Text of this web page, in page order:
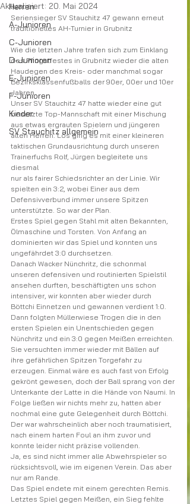
Herren
A-Junioren
C-Junioren
D-Junioren
E-Junioren
F-Junioren
Kinder
SV Stauchitz allgemein
Aktualisiert: 20. Mai 2024
Seriensieger SV Stauchitz 47 gewann erneut
traditionelles AH-Turnier in Grubnitz
Wie die letzten Jahre trafen sich zum Einklang
des Pfingstfestes in Grubnitz wieder die alten
Haudegen des Kreis- oder manchmal sogar
Bezirksklassenfußballs der 90er, 00er und 10er
Jahren.
Unser SV Stauchitz 47 hatte wieder eine gut
besetzte Top-Mannschaft mit einer Mischung
aus etwas ergrauten Spielern und jüngeren
alten Herren. Los ging es mit einer kleineren
taktischen Grundausrichtung durch unseren
Trainerfuchs Rolf, Jürgen begleitete uns
diesmal
nur als fairer Schiedsrichter an der Linie. Wir
spielten ein 3:2, wobei Einer aus dem
Defensivverbund immer unsere Spitzen
unterstützte. So war der Plan.
Erstes Spiel gegen Stahl mit alten Bekannten,
Ölmaschine und Torsten. Von Anfang an
dominierten wir das Spiel und konnten uns
ungefährdet 3:0 durchsetzen.
Danach Wacker Nünchritz, die schonmal
unseren defensiven und routinierten Spielstil
ansehen durften, beschäftigten uns schon
intensiver, wir konnten aber wieder durch
Böttchi Einnetzen und gewannen verdient 1:0.
Dann folgten Müllerwiese Trogen die in den
ersten Spielen ein Unentschieden gegen
Nünchritz und ein 3:0 gegen Meißen erreichten.
Sie versuchten immer wieder mit Bällen auf
ihre gefährlichen Spitzen Torgefahr zu
erzeugen. Einmal wäre es auch fast von Erfolg
gekrönt gewesen, doch der Ball sprang von der
Unterkante der Latte in die Hände von Naumi. In
Folge ließen wir nichts mehr zu, hatten aber
nochmal eine gute Gelegenheit durch Böttchi.
Der war wahrscheinlich aber noch traumatisiert,
nach einem harten Foul an ihm zuvor und
konnte leider nicht präzise vollenden.
Ja, es sind nicht immer alle Abwehrspieler so
rücksichtsvoll, wie im eigenen Verein. Das aber
nur am Rande.
Das Spiel endete mit einem gerechten Remis.
Letztes Spiel gegen Meißen, ein Sieg fehlte